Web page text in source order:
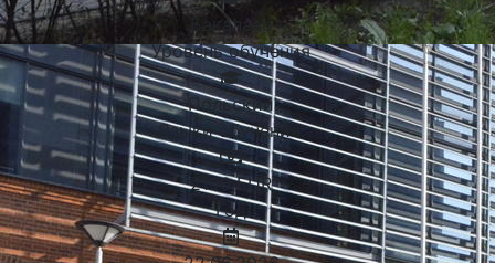
Бакалавр
Уровень обучения
Польский
Языки обучения:
2100 EUR
Год